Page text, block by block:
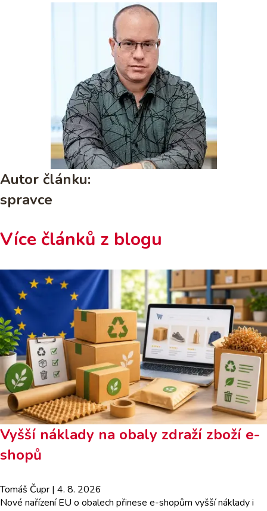
Autor článku:
spravce
Více článků z blogu
Vyšší náklady na obaly zdraží zboží e-
shopů
Tomáš Čupr | 4. 8. 2026
Nové nařízení EU o obalech přinese e-shopům vyšší náklady i